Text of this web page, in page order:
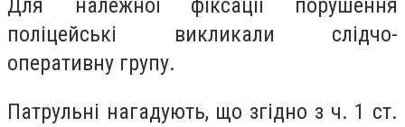
Для належної фіксації порушення
поліцейські викликали слідчо-
оперативну групу.
Патрульні нагадують, що згідно з ч. 1 ст.